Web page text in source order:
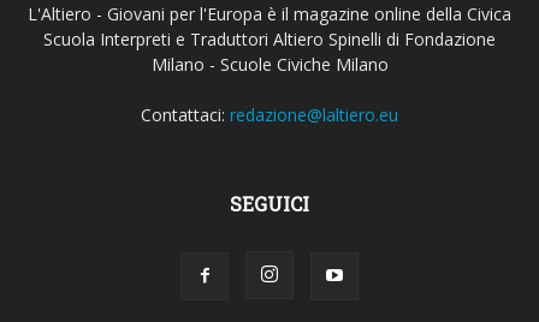
L'Altiero - Giovani per l'Europa è il magazine online della Civica
Scuola Interpreti e Traduttori Altiero Spinelli di Fondazione
Milano - Scuole Civiche Milano
Contattaci: redazione@laltiero.eu
SEGUICI